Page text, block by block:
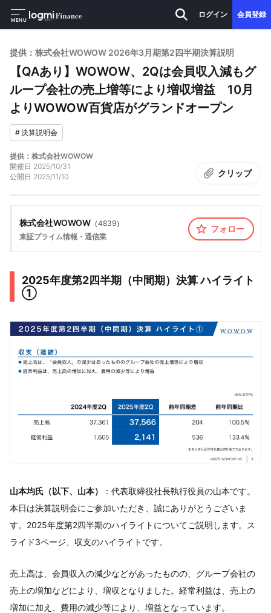
MENU
ログイン 会員登録
提供：株式会社WOWOW 2026年3月期第2四半期決算説明
【QAあり】WOWOW、2Qは会員収入減もグ
ループ会社の売上増等により増収増益 10月
よりWOWOW百貨店がグランドオープン
#決算説明会
提供：株式会社WOWOW
開催日 2025/10/31
公開日 2025/11/10 クリップ
株式会社WOWOW （4839）
東証プライム情報・通信業
フォロー
2025年度第2四半期（中間期）決算 ハイライト
①
山本均氏（以下、山本）
：代表取締役社長執行役員の山本です。
本日は決算説明会にご参加いただき、誠にありがとうございま
す。2025年度第2四半期のハイライトについてご説明します。ス
ライド3ページ、収支のハイライトです。
売上高は、会員収入の減少などがあったものの、グループ会社の
売上の増加などにより、増収となりました。経常利益は、売上の
増加に加え、費用の減少等により、増益となっています。